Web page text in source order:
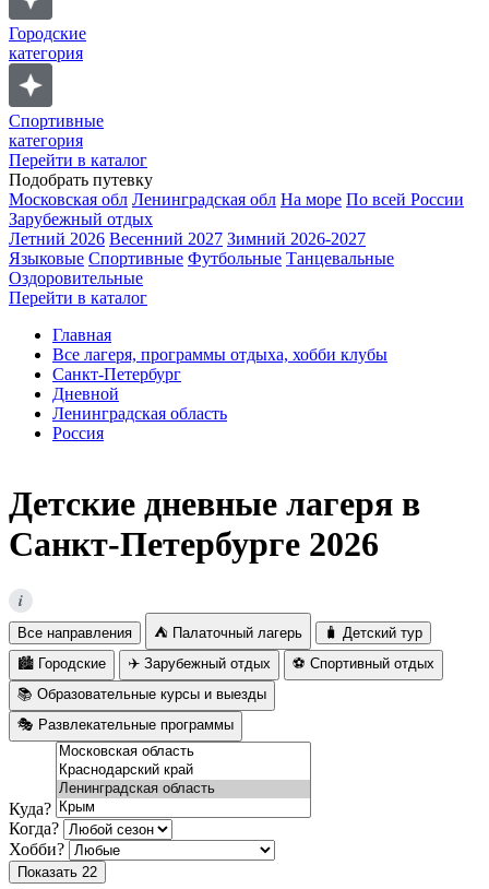
Городские
категория
Спортивные
категория
Перейти в каталог
Подобрать путевку
Московская обл Ленинградская обл На море По всей России
Зарубежный отдых
Летний 2026 Весенний 2027 Зимний 2026-2027
Языковые Спортивные Футбольные Танцевальные
Оздоровительные
Перейти в каталог
Главная
Все лагеря, программы отдыха, хобби клубы
Санкт-Петербург
Дневной
Ленинградская область
Россия
Детские дневные лагеря в
Санкт-Петербурге 2026
i
Все направления ⛺ Палаточный лагерь
🧳 Детский тур
🏙️ Городские
✈️ Зарубежный отдых
⚽ Спортивный отдых
📚 Образовательные курсы и выезды
🎭 Развлекательные программы
Куда?
Когда?
Хобби?
Показать 22